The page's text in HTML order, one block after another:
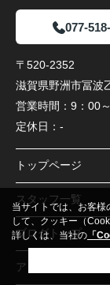
077-
〒520-2352
滋賀県野洲市冨波
営業時間： 9：00
定休日： -
トップページ
スタッフ一覧
ブログトップ
アクセスマップ
当サイトでは、お客様
して、クッキー（
詳しくは、当社の 「